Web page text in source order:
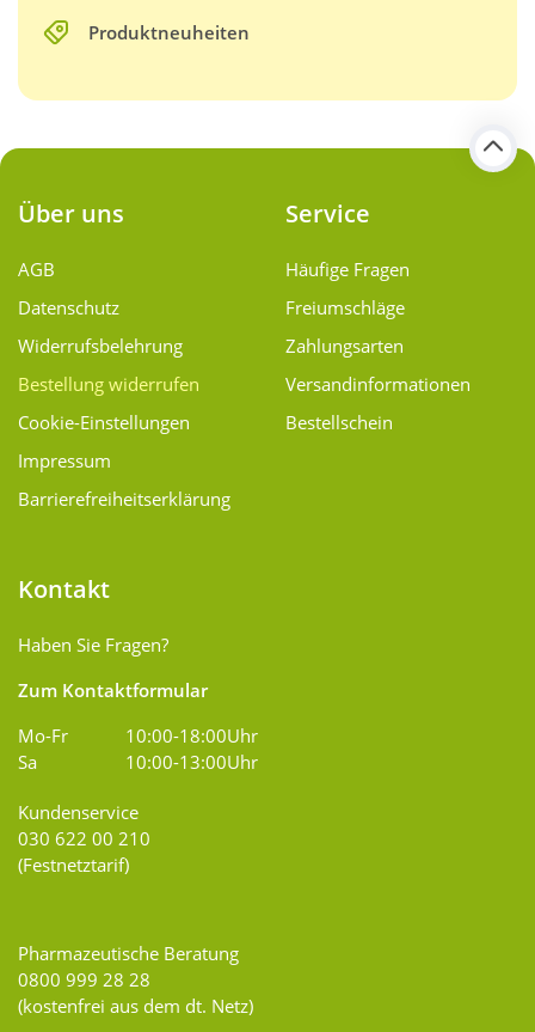
Produktneuheiten
Über uns
AGB
Datenschutz
Widerrufsbelehrung
Bestellung widerrufen
Cookie-Einstellungen
Impressum
Barrierefreiheitserklärung
Service
Häufige Fragen
Freiumschläge
Zahlungsarten
Versand­informationen
Bestellschein
Kontakt
Haben Sie Fragen?
Zum Kontaktformular
Mo-Fr
10:00-18:00Uhr
Sa
10:00-13:00Uhr
Kundenservice
030 622 00 210
(Festnetztarif)
Pharmazeutische Beratung
0800 999 28 28
(kostenfrei aus dem dt. Netz)